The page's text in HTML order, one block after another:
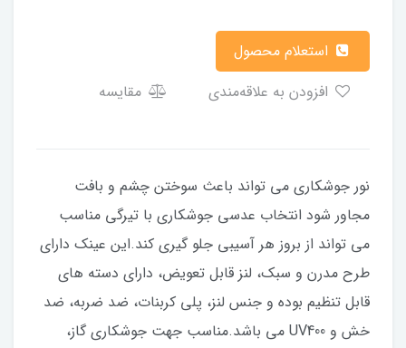
مقایسه
نور جوشکاری می تواند باعث سوختن چشم و بافت
مجاور شود انتخاب عدسی جوشکاری با تیرگی مناسب
می تواند از بروز هر آسیبی جلو گیری کند.این عینک دارای
طرح مدرن و سبک، لنز قابل تعویض، دارای دسته های
قابل تنظیم بوده و جنس لنز، پلی کربنات، ضد ضربه، ضد
خش و UV400 می باشد.مناسب جهت جوشکاری گاز،